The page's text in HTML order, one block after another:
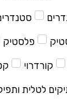
פלסטיק
קורדרוי
לטלית